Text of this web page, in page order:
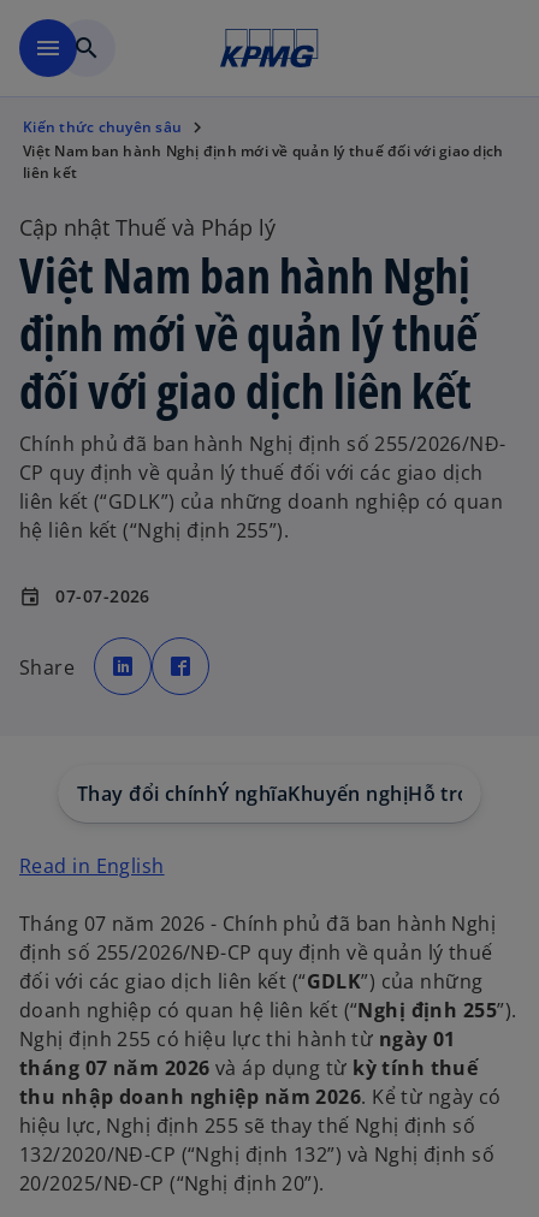
menu search
Kiến thức chuyên sâu
Việt Nam ban hành Nghị định mới về quản lý thuế đối với giao dịch
liên kết
Cập nhật Thuế và Pháp lý
Việt Nam ban hành Nghị
định mới về quản lý thuế
đối với giao dịch liên kết
Chính phủ đã ban hành Nghị định số 255/2026/NĐ-
CP quy định về quản lý thuế đối với các giao dịch
liên kết (“GDLK”) của những doanh nghiệp có quan
hệ liên kết (“Nghị định 255”).
event 07-07-2026
Share
o
p
e
n
w
t
b
p
e
w
t
b
Thay đổi chínhÝ nghĩaKhuyến nghịHỗ trợ từ
Read in English
e
n
s
i
n
a
n
e
w
t
Tháng 07 năm 2026 - Chính phủ đã ban hành Nghị
định số 255/2026/NĐ-CP quy định về quản lý thuế
đối với các giao dịch liên kết (“GDLK”) của những
doanh nghiệp có quan hệ liên kết (“Nghị định 255”).
Nghị định 255 có hiệu lực thi hành từ ngày 01
tháng 07 năm 2026 và áp dụng từ kỳ tính thuế
thu nhập doanh nghiệp năm 2026. Kể từ ngày có
hiệu lực, Nghị định 255 sẽ thay thế Nghị định số
132/2020/NĐ-CP (“Nghị định 132”) và Nghị định số
20/2025/NĐ-CP (“Nghị định 20”).